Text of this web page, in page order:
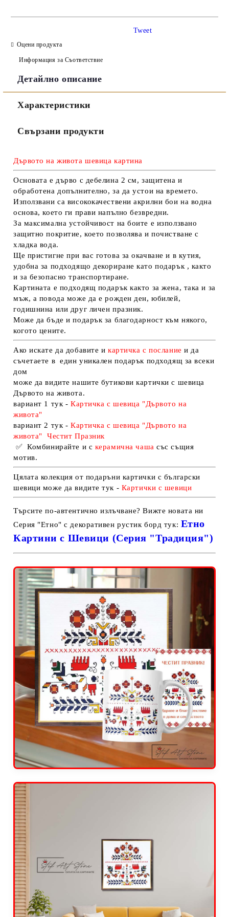
Ние ще се свържем с вас в рамките на работния ден.
Tweet
Оцени продукта
Информация за Съответствие
Детайлно описание
Характеристики
Свързани продукти
Дървото на живота шевица картина
Основата е дърво с дебелина 2 см, защитена и
обработена допълнително, за да устои на времето.
Използвани са висококачествени акрилни бои на водна
основа, което ги прави напълно безвредни.
За максимална устойчивост на боите е използвано
защитно покритие, което позволява и почистване с
хладка вода.
Ще пристигне при вас готова за окачване и в кутия,
удобна за подходящо декориране като подарък , както
и за безопасно транспортиране.
Картината е подходящ подарък както за жена, така и за
мъж, а повода може да е рожден ден, юбилей,
годишнина или друг личен празник.
Може да бъде и подарък за благодарност към някого,
когото цените.
Ако искате да добавите и картичка с послание и да
съчетаете в един уникален подарък подходящ за всеки
дом
може да видите нашите бутикови картички с шевица
Дървото на живота.
вариант 1 тук - Картичка с шевица "Дървото на
живота"
вариант 2 тук - Картичка с шевица "Дървото на
живота" Честит Празник
✅ Комбинирайте и с керамична чаша със същия
мотив.
Цялата колекция от подаръни картички с български
шевици може да видите тук - Картички с шевици
Търсите по-автентично излъчване? Вижте новата ни
Серия "Етно" с декоративен рустик борд тук: Етно
Картини с Шевици (Серия "Традиция")